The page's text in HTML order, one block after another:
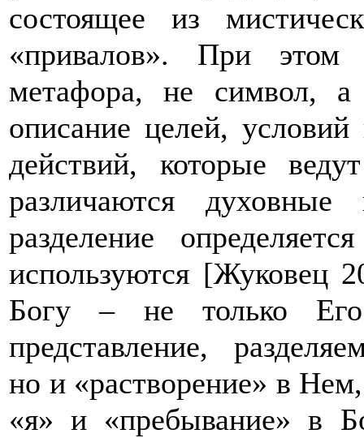
состоящее из
«привалов». При
метафора, не символ,
описание целей,
действий, которые
различаются
разделение
используются [Жуковец
Богу – не только Его
представление,
но и «растворение» в
«я» и «пребывание» в